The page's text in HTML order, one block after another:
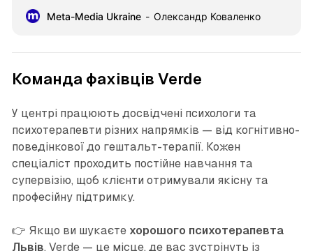
розібратися у складних питаннях та знайти корисну
інформацію.
Meta-Media Ukraine Олександр Коваленко
Команда фахівців Verde
У центрі працюють досвідчені психологи та
психотерапевти різних напрямків — від когнітивно-
поведінкової до гештальт-терапії. Кожен
спеціаліст проходить постійне навчання та
супервізію, щоб клієнти отримували якісну та
професійну підтримку.
👉 Якщо ви шукаєте хорошого психотерапевта
Львів, Verde — це місце, де вас зустрінуть із